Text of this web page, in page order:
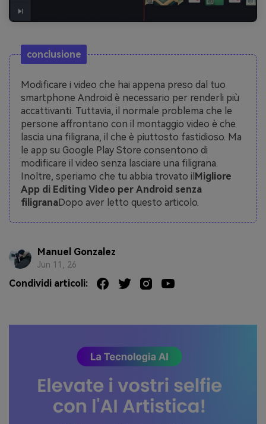
conclusione
Modificare i video che hai appena preso dal tuo
smartphone Android è necessario per renderli più
accattivanti. Tuttavia, il normale problema che le
persone affrontano con il montaggio video è che
lascia una filigrana, il che è piuttosto fastidioso. Ma
le app su Google Play Store consentono di
modificare il video senza lasciare una filigrana.
Inoltre, speriamo che tu abbia trovato il Migliore
App di Editing Video per Android senza
filigranaDopo aver letto questo articolo.
Manuel Gonzalez
Jun 11, 26
Condividi articoli: